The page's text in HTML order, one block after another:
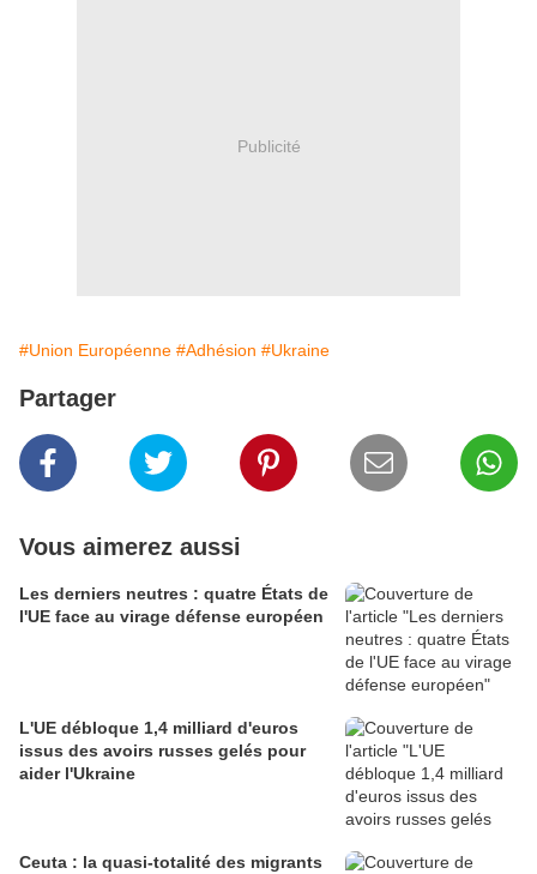
Publicité
#Union Européenne #Adhésion #Ukraine
Partager
Vous aimerez aussi
Les derniers neutres : quatre États de
l'UE face au virage défense européen
L'UE débloque 1,4 milliard d'euros
issus des avoirs russes gelés pour
aider l'Ukraine
Ceuta : la quasi-totalité des migrants